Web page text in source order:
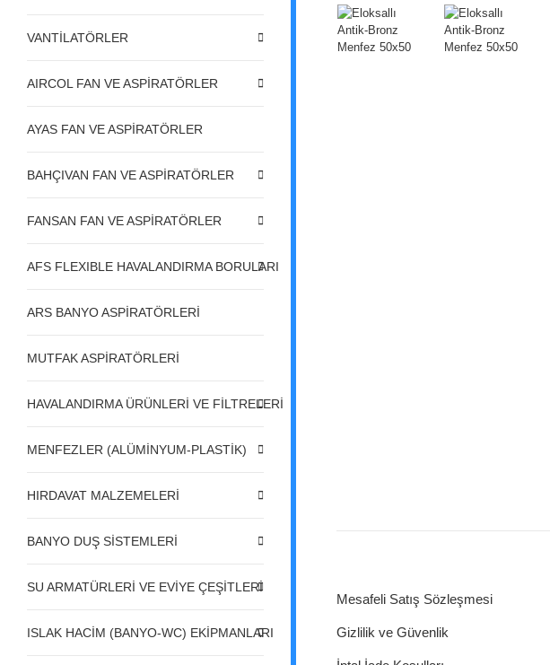
VANTİLATÖRLER
AIRCOL FAN VE ASPİRATÖRLER
AYAS FAN VE ASPİRATÖRLER
BAHÇIVAN FAN VE ASPİRATÖRLER
FANSAN FAN VE ASPİRATÖRLER
AFS FLEXIBLE HAVALANDIRMA BORULARI
ARS BANYO ASPİRATÖRLERİ
MUTFAK ASPİRATÖRLERİ
HAVALANDIRMA ÜRÜNLERİ VE FİLTRELERİ
MENFEZLER (ALÜMİNYUM-PLASTİK)
HIRDAVAT MALZEMELERİ
BANYO DUŞ SİSTEMLERİ
SU ARMATÜRLERİ VE EVİYE ÇEŞİTLERİ
ISLAK HACİM (BANYO-WC) EKİPMANLARI
Mesafeli Satış Sözleşmesi
Gizlilik ve Güvenlik